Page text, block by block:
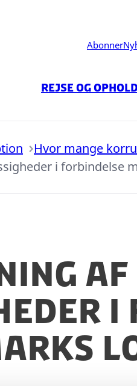
Abonner
Rejse og ophold
Hvor mange
i forbindelse